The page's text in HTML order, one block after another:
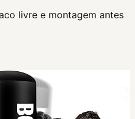
livre e montagem antes